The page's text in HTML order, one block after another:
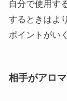
自分で使用す
するときはよ
ポイントがい
相手がアロ